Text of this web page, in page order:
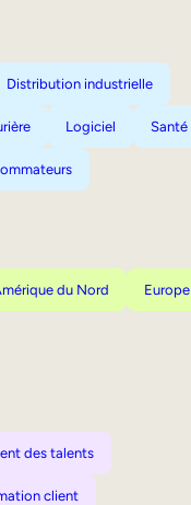
Distribution industrielle
Logiciel Santé
du Nord Europe
des talents
client